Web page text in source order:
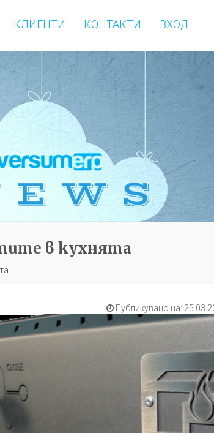
КЛИЕНТИ КОНТАКТИ ВХОД
в кухнята
Публикувано на: